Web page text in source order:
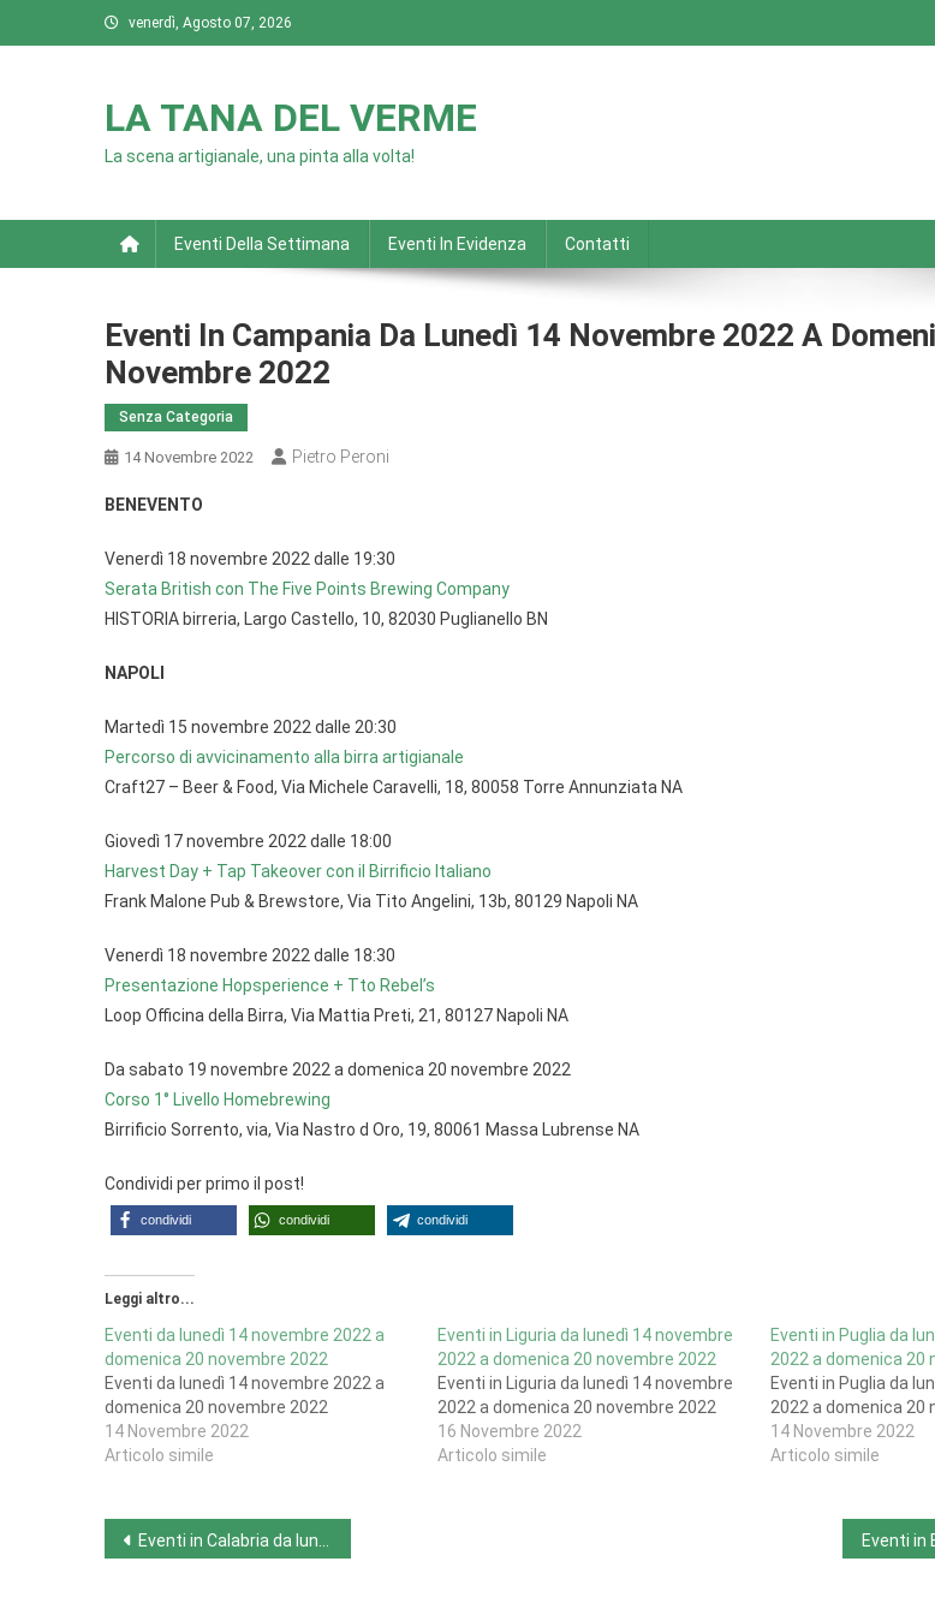
to
venerdì, Agosto 07, 2026
LA TANA DEL VERME
La scena artigianale, una pinta alla volta!
Eventi Della Settimana Eventi In Evidenza Contatti
Eventi In Campania Da Lunedì 14 Novembre 2022 A
Novembre 2022
Senza Categoria
14 Novembre 2022 Pietro Peroni
BENEVENTO
Venerdì 18 novembre 2022 dalle 19:30
Serata British con The Five Points Brewing Company
HISTORIA birreria, Largo Castello, 10, 82030 Puglianello BN
NAPOLI
Martedì 15 novembre 2022 dalle 20:30
Percorso di avvicinamento alla birra artigianale
Craft27 – Beer & Food, Via Michele Caravelli, 18, 80058 Torre Annunziata NA
Giovedì 17 novembre 2022 dalle 18:00
Harvest Day + Tap Takeover con il Birrificio Italiano
Frank Malone Pub & Brewstore, Via Tito Angelini, 13b, 80129 Napoli NA
Venerdì 18 novembre 2022 dalle 18:30
Presentazione Hopsperience + Tto Rebel’s
Loop Officina della Birra, Via Mattia Preti, 21, 80127 Napoli NA
Da sabato 19 novembre 2022 a domenica 20 novembre 2022
Corso 1° Livello Homebrewing
Birrificio Sorrento, via, Via Nastro d Oro, 19, 80061 Massa Lubrense NA
Condividi per primo il post!
condividi condividi condividi
Leggi altro...
Eventi da lunedì 14 novembre 2022 a
domenica 20 novembre 2022
Eventi da lunedì 14 novembre 2022 a
domenica 20 novembre 2022
14 Novembre 2022
Articolo simile
Eventi in Liguria da lunedì 14 novembre
2022 a domenica 20 novembre 2022
Eventi in Liguria da lunedì 14 novembre
2022 a domenica 20 novembre 2022
16 Novembre 2022
Articolo simile
Eventi in Puglia da
2022 a domenica 20
Eventi in Puglia da
2022 a domenica 20
14 Novembre 2022
Articolo simile
Navigazione
Eventi in Calabria da lunedì 14 novembre 2022 a domenica 20 novembre 2022